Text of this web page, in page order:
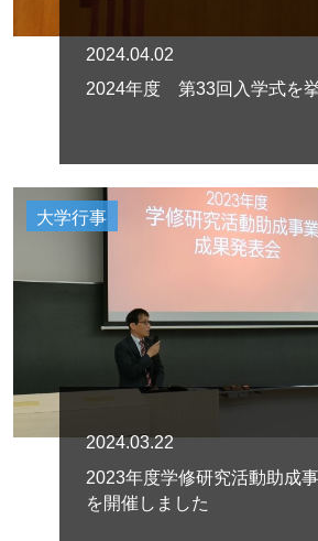
2024.04.02
2024年度 第33回入学式を
大学行事
2024.03.22
2023年度学修研究活動助成
を開催しました